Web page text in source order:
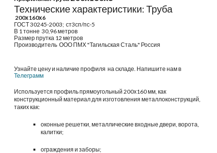
Технические характеристики: Труба
200х160х6
ГОСТ30245-2003;ст3сп/пс-5
В 1 тонне 30,96метров
Размер прутка 12метров
Производитель ООО ПМХ "Тагильская Сталь" Россия
Узнайте цену и наличие профиля на складе. Напишите нам в
Телеграмм
Используется профиль прямоугольный 200х160 мм, как
конструкционный материал для изготовления металлоконструкций,
таких как:
оконные решетки, металлические входные двери, ворота,
калитки;
ограждения и заборы;